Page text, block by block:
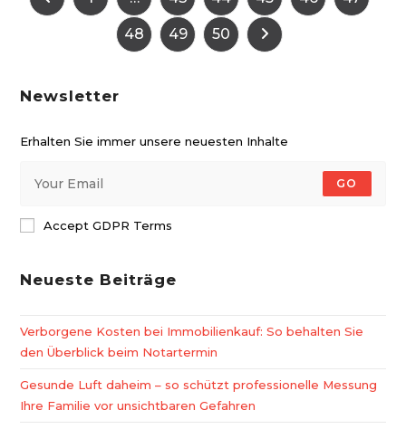
48 49 50 Zur nächsten Seite
Newsletter
Erhalten Sie immer unsere neuesten Inhalte
GO
Accept GDPR Terms
Neueste Beiträge
Verborgene Kosten bei Immobilienkauf: So behalten Sie
den Überblick beim Notartermin
Gesunde Luft daheim – so schützt professionelle Messung
Ihre Familie vor unsichtbaren Gefahren